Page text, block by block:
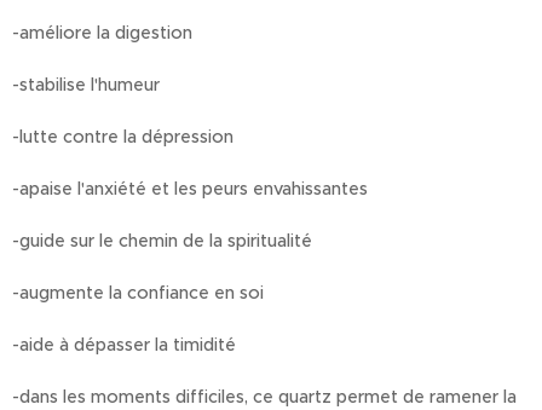
-améliore la digestion
-stabilise l'humeur
-lutte contre la dépression
-apaise l'anxiété et les peurs envahissantes
-guide sur le chemin de la spiritualité
-augmente la confiance en soi
-aide à dépasser la timidité
-dans les moments difficiles, ce quartz permet de ramener la